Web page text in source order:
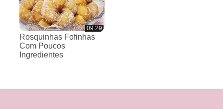
09:29
Rosquinhas Fofinhas
Com Poucos
Ingredientes